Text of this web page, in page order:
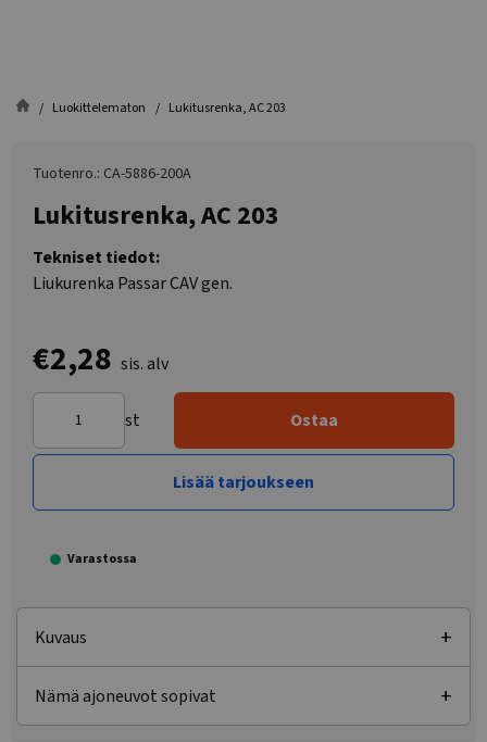
Luokittelematon Lukitusrenka, AC 203
Tuotenro.: CA-5886-200A
Lukitusrenka, AC 203
Tekniset tiedot:
Liukurenka Passar CAV gen.
€2,28 sis. alv
st Ostaa
Lisää tarjoukseen
Varastossa
Kuvaus
Nämä ajoneuvot sopivat